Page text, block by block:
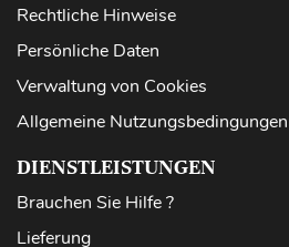
Rechtliche Hinweise
Persönliche Daten
Verwaltung von Cookies
Allgemeine Nutzungsbedingungen
DIENSTLEISTUNGEN
Brauchen Sie Hilfe ?
Lieferung